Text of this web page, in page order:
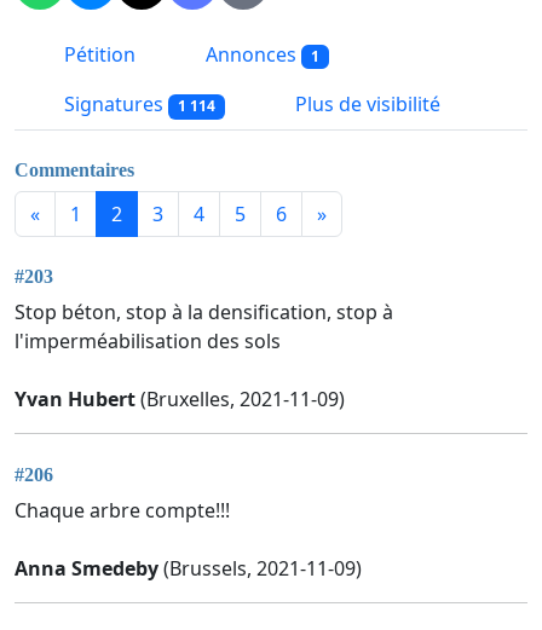
Pétition Annonces 1
Signatures 1 114 Plus de visibilité
Commentaires
« 1 2 3 4 5 6 »
#203
Stop béton, stop à la densification, stop à
l'imperméabilisation des sols
Yvan Hubert(Bruxelles, 2021-11-09)
#206
Chaque arbre compte!!!
Anna Smedeby(Brussels, 2021-11-09)